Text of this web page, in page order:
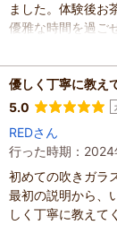
ました。体験後お
優雅な時間を過ご
った作品の発送も
や色や形や色々カ
たいで規模が凄い
混雑具合：空いていた
滞在時間
： 1～2時間
家族の内訳：親・祖
人数：3人～5人
投稿日：2024年2月
優しく丁寧に教え
5.0
REDさん
行った時期：2024
初めての吹きガラ
最初の説明から、
しく丁寧に教えて